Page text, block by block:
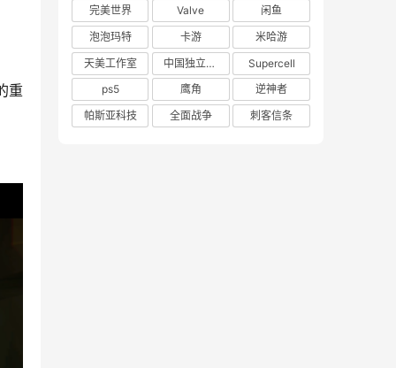
重
完美世界
Valve
闲鱼
泡泡玛特
卡游
米哈游
天美工作室
中国独立游戏联盟
Supercell
ps5
鹰角
逆神者
帕斯亚科技
全面战争 刺客信条